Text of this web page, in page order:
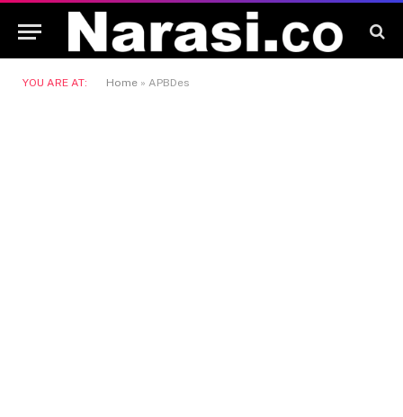
YOU ARE AT: Home » APBDes